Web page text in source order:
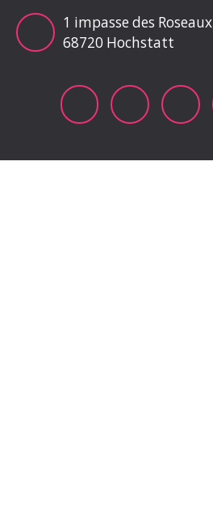
1 impasse des Roseaux
68720 Hochstatt